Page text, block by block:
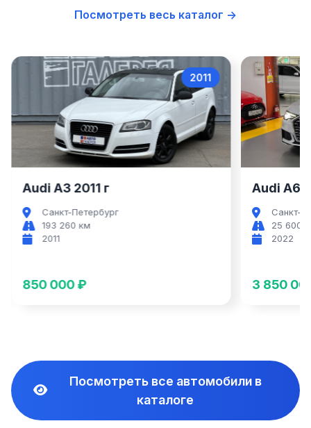
Посмотреть весь каталог →
Audi A3
2011
Audi A3 2011 г
Санкт-Петербург
193 260 км
2011
850 000 ₽
Audi A6
Санкт-
25 600
2022
3 850
Посмотреть все автомобили в
каталоге